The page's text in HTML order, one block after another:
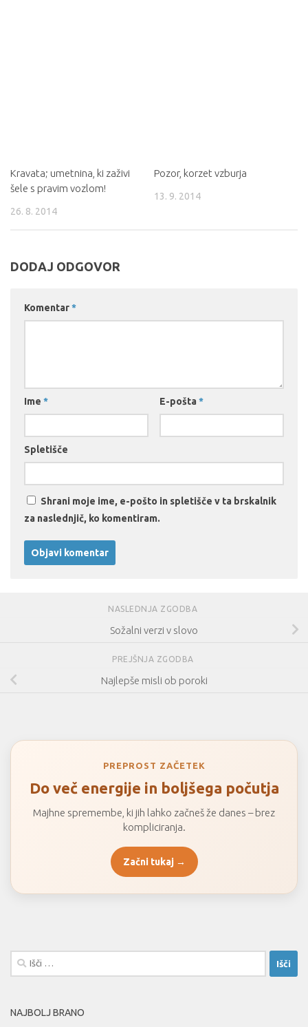
Kravata; umetnina, ki zaživi
šele s pravim vozlom!
26. 8. 2014
Pozor, korzet vzburja
13. 9. 2014
DODAJ ODGOVOR
Komentar*
Ime * E-pošta *
Spletišče
Shrani moje ime, e-pošto in spletišče v ta brskalnik
za naslednjič, ko komentiram.
NASLEDNJA ZGODBA
Sožalni verzi v slovo
PREJŠNJA ZGODBA
Najlepše misli ob poroki
PREPROST ZAČETEK
Do več energije in boljšega počutja
Majhne spremembe, ki jih lahko začneš že danes – brez
kompliciranja.
Začni tukaj →
Išči:
NAJBOLJ BRANO